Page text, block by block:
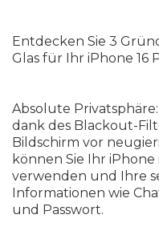
Entdecken Sie 3
Glas für Ihr iPhone 16
Absolute
dank des Blackout-
Bildschirm vor
können Sie Ihr
verwenden und Ihre
Informationen wie
und Passwort.